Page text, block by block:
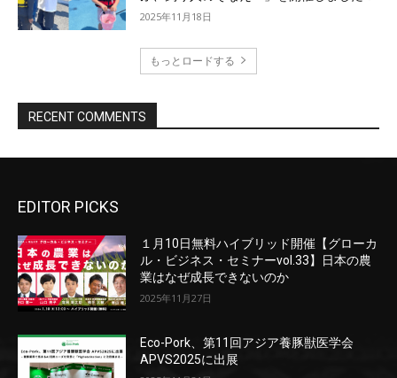
EDITOR PICKS
１月10日無料ハイブリッド開催【グローカ
ル・ビジネス・セミナーvol.33】日本の農
業はなぜ成長できないのか
2025年11月27日
Eco-Pork、第11回アジア養豚獣医学会
APVS2025に出展